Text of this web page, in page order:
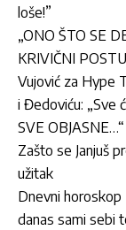
loše!”
„ONO ŠTO SE
KRIVIČNI
Vujović za Hype
i Đedoviću: „Sve
SVE OBJASNE…“
Zašto se Janjuš
užitak
Dnevni
danas sami sebi